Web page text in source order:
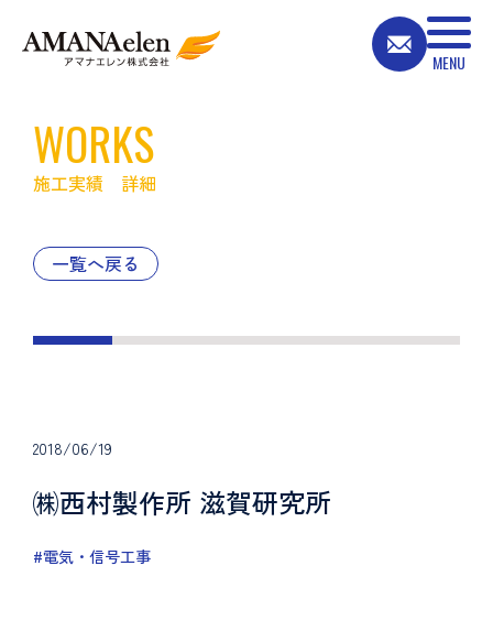
WORKS
施工実績 詳細
一覧へ戻る
2018/06/19
㈱西村製作所 滋賀研究所
#電気・信号工事